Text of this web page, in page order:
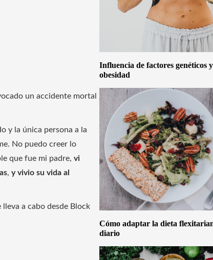
un accidente mortal
y la única persona a la
No puedo creer lo
que fue mi padre, vi
, y vivio su vida al
lleva a cabo desde Block
Influencia de factores genéticos
obesidad
Cómo adaptar la dieta
diario